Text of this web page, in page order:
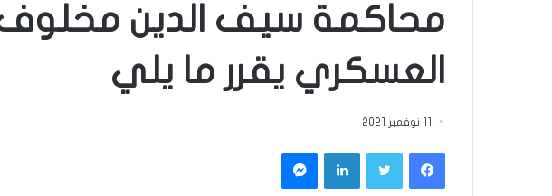
محاكمة سيف الدين
العسكري يقرر ما يلي
11 نوفمبر 2021
فيسبوكتويتر لينكدإن ماسنجر